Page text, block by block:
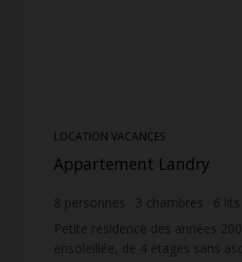
LOCATION VACANCES
Appartement Landry
8 personnes 3 chambres 6 lits
1 salle de bain wi-fi
Petite résidence des années
ensoleillée, de 4 étages sans